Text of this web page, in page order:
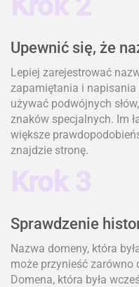
Upewnić się, że
Lepiej zarejestrować
zapamiętania i napisania
używać podwójnych
znaków specjalnych. Im
większe
znajdzie stronę.
Krok 3
Sprawdzenie
Nazwa domeny, która
może przynieść zarówno
Domena, która była